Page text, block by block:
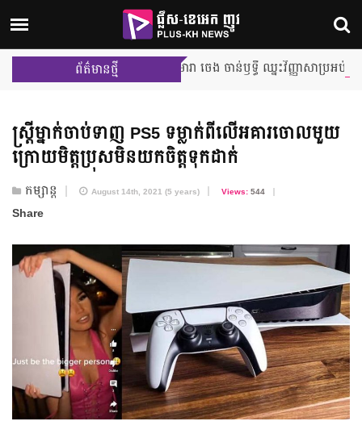
ព័ត៌មានថ្មី កុមារា ចេង ចាន់ឫទ្ធី ឈ្នះវិញ្ញាសាប្រអប់អាថ៌កំបា
ស្ត្រីម្នាក់​ចាប់ទាញ PS5 ទម្លាក់​ពីលើ​អគារ​ចោលមួយ
ក្រោយ​មិត្តប្រុស​មិនយកចិត្ត​ទុកដាក់
កម្សាន្ត August 14th, 2021 (5 years) Views:544
Share